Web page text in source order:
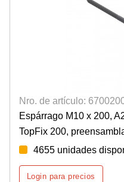
Nro. de artículo:
Espárrago M10 x 200,
TopFix 200,
4655 unidades
Login para precios